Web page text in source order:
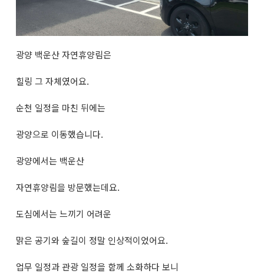
광양 백운산 자연휴양림은
힐링 그 자체였어요.
순천 일정을 마친 뒤에는
광양으로 이동했습니다.
광양에서는 백운산
자연휴양림을 방문했는데요.
도심에서는 느끼기 어려운
맑은 공기와 숲길이 정말 인상적이었어요.
업무 일정과 관광 일정을 함께 소화하다 보니